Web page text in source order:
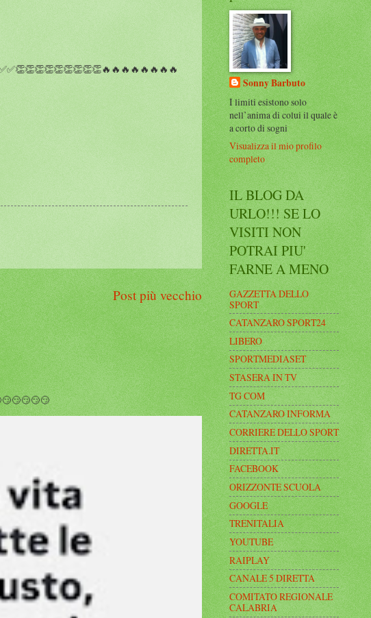
Post più vecchio
Sonny Barbuto
I limiti esistono solo
nell’anima di colui il quale è
a corto di sogni
Visualizza il mio profilo
completo
IL BLOG DA
URLO!!! SE LO
VISITI NON
POTRAI PIU'
FARNE A MENO
GAZZETTA DELLO
SPORT
CATANZARO SPORT24
LIBERO
SPORTMEDIASET
STASERA IN TV
TG COM
CATANZARO INFORMA
CORRIERE DELLO SPORT
DIRETTA.IT
FACEBOOK
ORIZZONTE SCUOLA
GOOGLE
TRENITALIA
YOUTUBE
RAIPLAY
CANALE 5 DIRETTA
COMITATO REGIONALE
CALABRIA